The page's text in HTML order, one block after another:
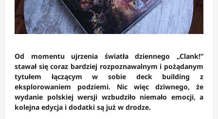
Od momentu ujrzenia światła dziennego „Clank!”
stawał się coraz bardziej rozpoznawalnym i pożądanym
tytułem łączącym w sobie deck building z
eksplorowaniem podziemi. Nic więc dziwnego, że
wydanie polskiej wersji wzbudziło niemało emocji, a
kolejna edycja i dodatki są już w drodze.